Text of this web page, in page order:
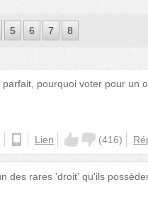
5 6 7 8
pourquoi voter pour un
Lien (416)
des rares 'droit' qu'ils